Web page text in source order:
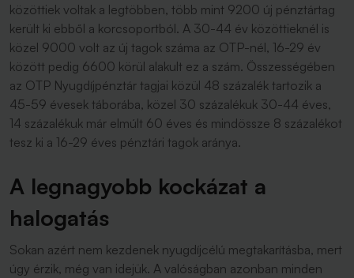
közöttiek voltak a legtöbben, több mint 9200 új pénztártag
került ki ebből a korcsoportból. A 30-44 év közöttieknél is
közel 9000 volt az új tagok száma az OTP-nél, 16-29 év
között pedig 6600 körül alakult ez a szám. Összességében
az OTP Nyugdíjpénztár tagjai közül 48 százalék tartozik a
45-59 évesek táborába, közel 30 százalékuk 30-44 éves,
14 százalékuk már elmúlt 60 éves és mindössze 8 százalékot
tesz ki a 16-29 éves pénztári tagok aránya.
A legnagyobb kockázat a
halogatás
Sokan azért nem kezdenek nyugdíjcélú megtakarításba, mert
úgy érzik, még van idejük. A valóságban azonban minden